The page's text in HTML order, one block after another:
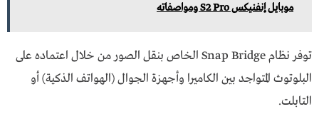
موبايل إنفنيكس S2 Pro ومواصفاته
توفر نظام Snap Bridge الخاص بنقل الصور من خلال اعتماده على
البلوتوث المتواجد بين الكاميرا وأجهزة الجوال (الهواتف الذكية) أو
التابلت.